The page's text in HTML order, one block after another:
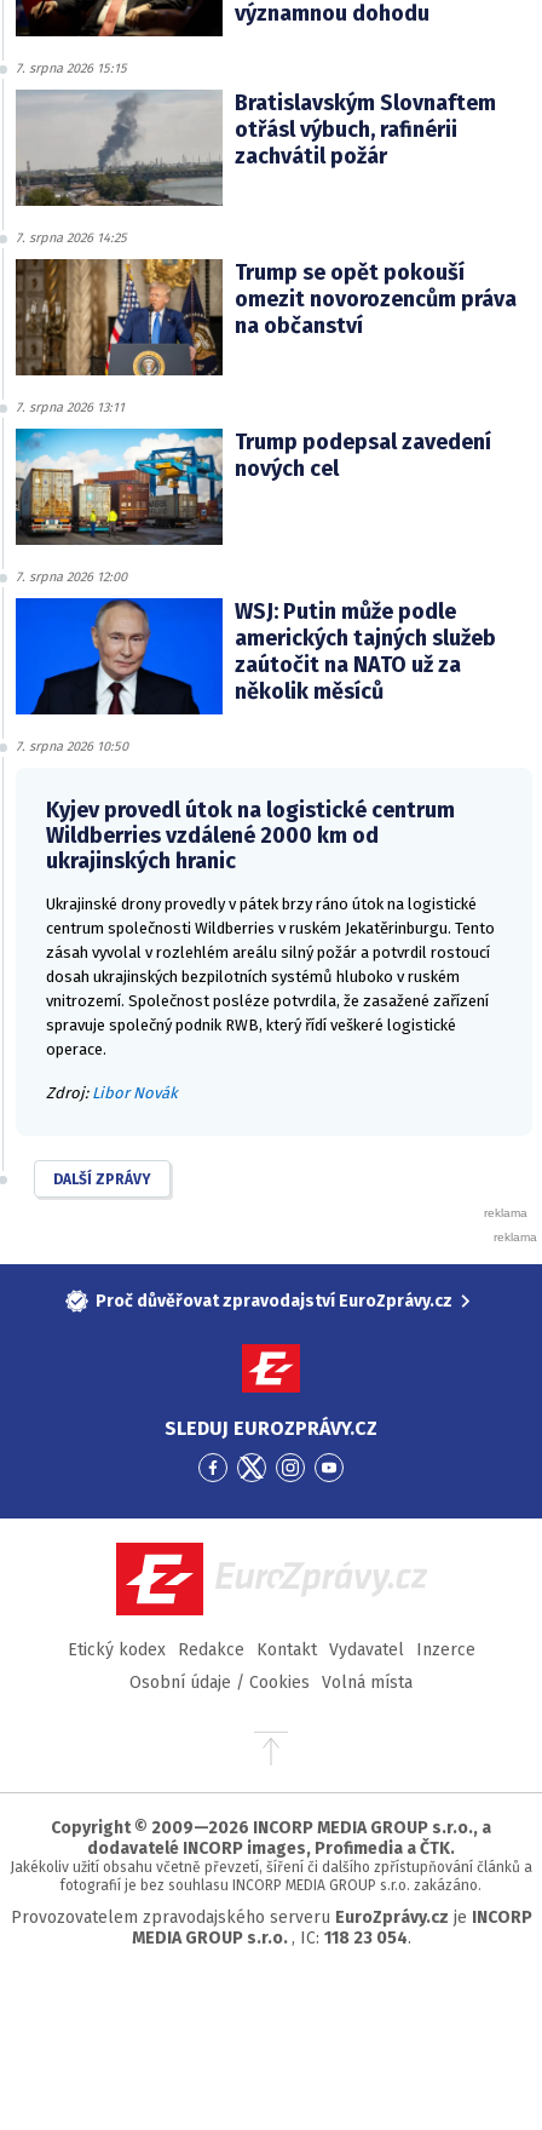
významnou dohodu
7. srpna 2026 15:15
Bratislavským Slovnaftem
otřásl výbuch, rafinérii
zachvátil požár
7. srpna 2026 14:25
Trump se opět pokouší
omezit novorozencům práva
na občanství
7. srpna 2026 13:11
Trump podepsal zavedení
nových cel
7. srpna 2026 12:00
WSJ: Putin může podle
amerických tajných služeb
zaútočit na NATO už za
několik měsíců
7. srpna 2026 10:50
Kyjev provedl útok na logistické centrum
Wildberries vzdálené 2000 km od
ukrajinských hranic
Ukrajinské drony provedly v pátek brzy ráno útok na logistické
centrum společnosti Wildberries v ruském Jekatěrinburgu. Tento
zásah vyvolal v rozlehlém areálu silný požár a potvrdil rostoucí
dosah ukrajinských bezpilotních systémů hluboko v ruském
vnitrozemí. Společnost posléze potvrdila, že zasažené zařízení
spravuje společný podnik RWB, který řídí veškeré logistické
operace.
Zdroj: Libor Novák
DALŠÍ ZPRÁVY
Proč důvěřovat zpravodajství EuroZprávy.cz
SLEDUJ EUROZPRÁVY.CZ
Přejít
Facebook
Přejít
Twitter
Přejít
Instagram
Přejít
YouTube
EuroZprávy.cz
Etický kodex Redakce Kontakt Vydavatel
Inzerce
Osobní údaje / Cookies
Volná místa
Přejít
stránky
Copyright © 2009—2026 INCORP MEDIA GROUP s.r.o., a
dodavatelé INCORP images, Profimedia a ČTK.
Jakékoliv užití obsahu včetně převzetí, šíření či dalšího zpřístupňování článků a
fotografií je bez souhlasu INCORP MEDIA GROUP s.r.o. zakázáno.
Provozovatelem zpravodajského serveru EuroZprávy.cz je INCORP
MEDIA GROUP s.r.o. , IC: 118 23 054.